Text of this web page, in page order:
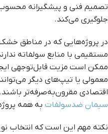
تصمیم فنی و پیشگیرانه
جلوگیری می‌کند.
در پروژه‌هایی که در مناطق
مستقیمی با منابع سولفاته
ممکن است مزیت قابل‌توجهی
معمولی یا تیپ‌های دیگر
اقتصادی مقرون‌به‌صرفه‌تر
سیمان ضدسولفات به همه
نکته مهم این است که انتخاب